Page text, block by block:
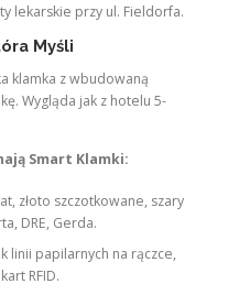
lekarskie przy ul. Fieldorfa.
Myśli
klamka z wbudowaną
Wygląda jak z hotelu 5-
Smart Klamki:
złoto szczotkowane, szary
DRE, Gerda.
linii papilarnych na rączce,
RFID.